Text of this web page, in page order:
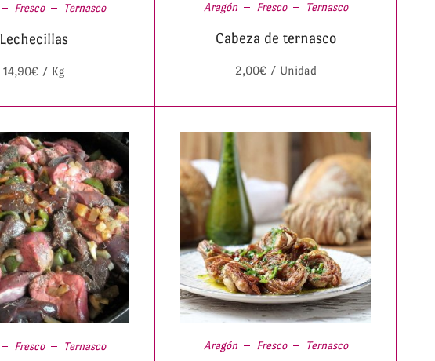
Fresco Ternasco
Lechecillas
14,90€ / Kg
Aragón Fresco Ternasco
Cabeza de ternasco
2,00€/ Unidad
Fresco Ternasco Aragón Fresco Ternasco